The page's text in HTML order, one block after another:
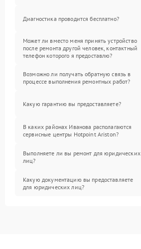
Диагностика проводится бесплатно?
Может ли вместо меня принять устройство
после ремонта другой человек, контактный
телефон которого я предоставлю?
Возможно ли получать обратную связь в
процессе выполнения ремонтных работ?
Какую гарантию вы предоставляете?
В каких районах Иванова располагаются
сервисные центры Hotpoint Ariston?
Выполняете ли вы ремонт для юридических
лиц?
Какую документацию вы предоставляете
для юридических лиц?